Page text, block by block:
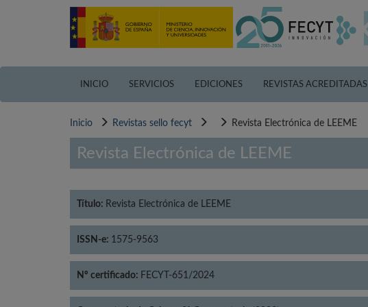
INICIO SERVICIOS EDICIONES REVISTAS ACREDITADAS
Inicio Revistas sello fecyt Revista Electrónica de LEEME
Revista Electrónica de LEEME
Título: Revista Electrónica de LEEME
ISSN-e: 1575-9563
Nº certificado: FECYT-651/2024